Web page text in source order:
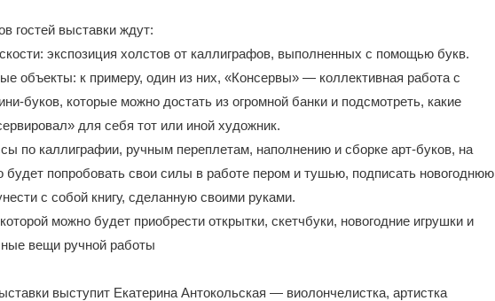
гостей выставки ждут:
экспозиция холстов от каллиграфов, выполненных с помощью букв.
объекты: к примеру, один из них, «Консервы» — коллективная работа с
буков, которые можно достать из огромной банки и подсмотреть, какие
для себя тот или иной художник.
по каллиграфии, ручным переплетам, наполнению и сборке арт-буков, на
будет попробовать свои силы в работе пером и тушью, подписать новогоднюю
с собой книгу, сделанную своими руками.
можно будет приобрести открытки, скетчбуки, новогодние игрушки и
вещи ручной работы
выступит Екатерина Антокольская — виолончелистка, артистка